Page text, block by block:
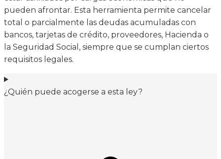
pueden afrontar. Esta herramienta permite cancelar
total o parcialmente las deudas acumuladas con
bancos, tarjetas de crédito, proveedores, Hacienda o
la Seguridad Social, siempre que se cumplan ciertos
requisitos legales.
¿Quién puede acogerse a esta ley?